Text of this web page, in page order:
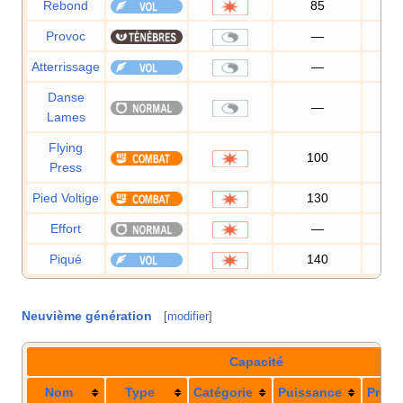
Rebond 85
Provoc —
Atterrissage —
Danse
Lames
—
Flying
Press
100
Pied Voltige 130
Effort —
Piqué 140
Neuvième génération [modifier]
Capacité
Nom Type Catégorie Puissance